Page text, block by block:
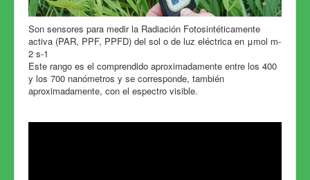
Son sensores para medir la Radiación Fotosintéticamente
activa (PAR, PPF, PPFD) del sol o de luz eléctrica en μmol m-
2 s-1
Este rango es el comprendido aproximadamente entre los 400
y los 700 nanómetros y se corresponde, también
aproximadamente, con el espectro visible.